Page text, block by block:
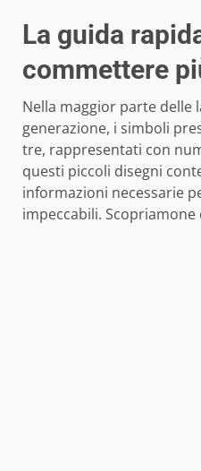
La guida
commettere
Nella maggior parte delle
generazione, i simboli
tre, rappresentati con
questi piccoli disegni
informazioni necessarie
impeccabili.